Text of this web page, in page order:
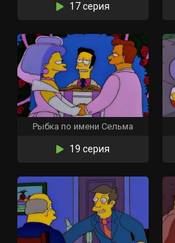
17 серия
Рыбка по имени Сельма
19 серия